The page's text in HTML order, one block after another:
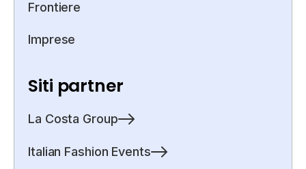
Frontiere
Imprese
Siti partner
La Costa Group
Italian Fashion Events